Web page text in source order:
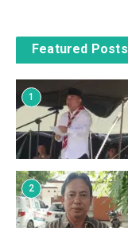
Featured Posts
1
2